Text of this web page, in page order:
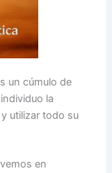
un cúmulo de
la
utilizar todo su
en